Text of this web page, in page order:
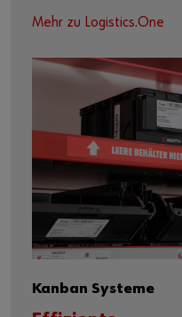
Mehr zu Logistics.One
Kanban Systeme